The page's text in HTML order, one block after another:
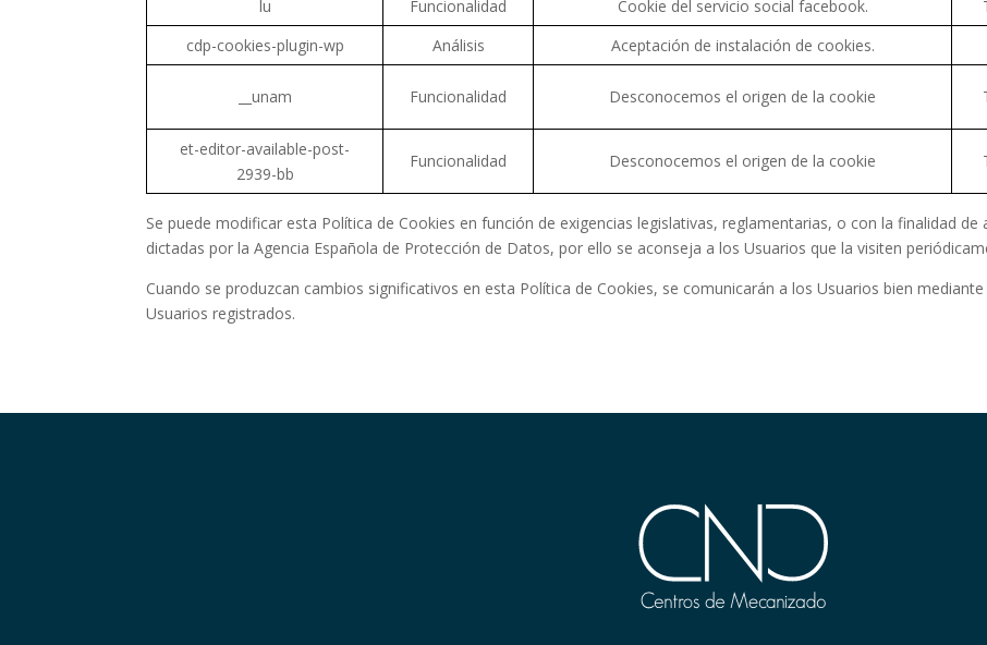
lu
Funcionalidad Cookie del servicio social facebook.
cdp-cookies-plugin-wp
Análisis Aceptación de instalación de cookies.
__unam Funcionalidad Desconocemos el origen de la cookie
et-editor-available-post-
2939-bb
Funcionalidad Desconocemos el origen de la cookie
Se puede modificar esta Política de Cookies en función de exigencias legislativas, reglamentarias, o con la finalidad
dictadas por la Agencia Española de Protección de Datos, por ello se aconseja a los Usuarios que la visiten
Cuando se produzcan cambios significativos en esta Política de Cookies, se comunicarán a los Usuarios bien
Usuarios registrados.